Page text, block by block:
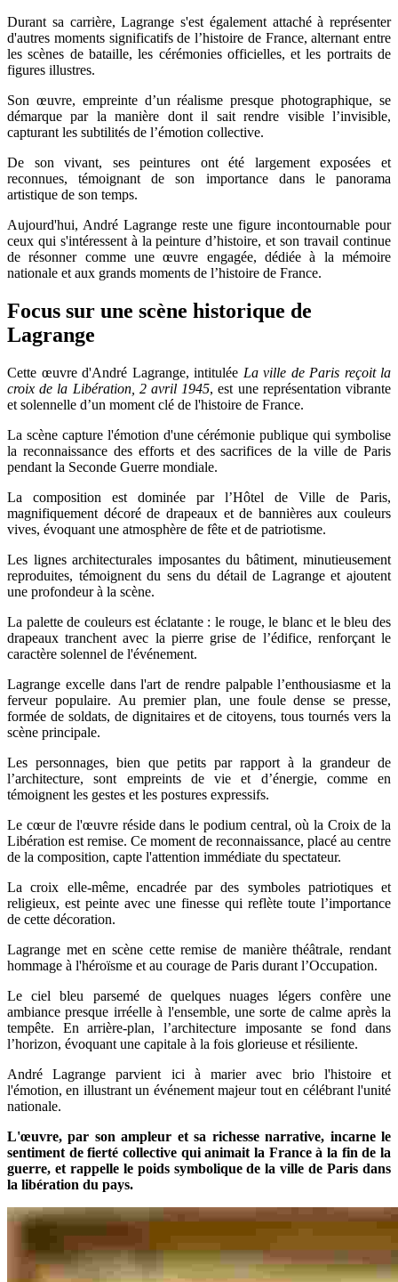
Durant sa carrière, Lagrange s'est également attaché à représenter
d'autres moments significatifs de l’histoire de France, alternant entre
les scènes de bataille, les cérémonies officielles, et les portraits de
figures illustres.
Son œuvre, empreinte d’un réalisme presque photographique, se
démarque par la manière dont il sait rendre visible l’invisible,
capturant les subtilités de l’émotion collective.
De son vivant, ses peintures ont été largement exposées et
reconnues, témoignant de son importance dans le panorama
artistique de son temps.
Aujourd'hui, André Lagrange reste une figure incontournable pour
ceux qui s'intéressent à la peinture d’histoire, et son travail continue
de résonner comme une œuvre engagée, dédiée à la mémoire
nationale et aux grands moments de l’histoire de France.
Focus sur une scène historique de
Lagrange
Cette œuvre d'André Lagrange, intitulée La ville de Paris reçoit la
croix de la Libération, 2 avril 1945, est une représentation vibrante
et solennelle d’un moment clé de l'histoire de France.
La scène capture l'émotion d'une cérémonie publique qui symbolise
la reconnaissance des efforts et des sacrifices de la ville de Paris
pendant la Seconde Guerre mondiale.
La composition est dominée par l’Hôtel de Ville de Paris,
magnifiquement décoré de drapeaux et de bannières aux couleurs
vives, évoquant une atmosphère de fête et de patriotisme.
Les lignes architecturales imposantes du bâtiment, minutieusement
reproduites, témoignent du sens du détail de Lagrange et ajoutent
une profondeur à la scène.
La palette de couleurs est éclatante : le rouge, le blanc et le bleu des
drapeaux tranchent avec la pierre grise de l’édifice, renforçant le
caractère solennel de l'événement.
Lagrange excelle dans l'art de rendre palpable l’enthousiasme et la
ferveur populaire. Au premier plan, une foule dense se presse,
formée de soldats, de dignitaires et de citoyens, tous tournés vers la
scène principale.
Les personnages, bien que petits par rapport à la grandeur de
l’architecture, sont empreints de vie et d’énergie, comme en
témoignent les gestes et les postures expressifs.
Le cœur de l'œuvre réside dans le podium central, où la Croix de la
Libération est remise. Ce moment de reconnaissance, placé au centre
de la composition, capte l'attention immédiate du spectateur.
La croix elle-même, encadrée par des symboles patriotiques et
religieux, est peinte avec une finesse qui reflète toute l’importance
de cette décoration.
Lagrange met en scène cette remise de manière théâtrale, rendant
hommage à l'héroïsme et au courage de Paris durant l’Occupation.
Le ciel bleu parsemé de quelques nuages légers confère une
ambiance presque irréelle à l'ensemble, une sorte de calme après la
tempête. En arrière-plan, l’architecture imposante se fond dans
l’horizon, évoquant une capitale à la fois glorieuse et résiliente.
André Lagrange parvient ici à marier avec brio l'histoire et
l'émotion, en illustrant un événement majeur tout en célébrant l'unité
nationale.
L'œuvre, par son ampleur et sa richesse narrative, incarne le
sentiment de fierté collective qui animait la France à la fin de la
guerre, et rappelle le poids symbolique de la ville de Paris dans
la libération du pays.